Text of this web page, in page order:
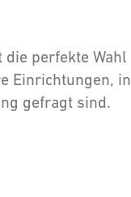
die perfekte Wahl
Einrichtungen, in
gefragt sind.